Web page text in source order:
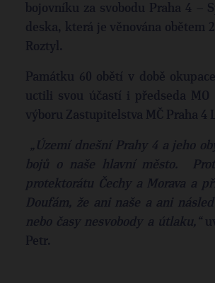
bojovníku za svobodu Praha 4 –
deska, která je věnována obětem
Roztyl.
Památku 60 obětí v době
uctili svou účastí i předseda
výboru Zastupitelstva MČ Praha 4
„Území dnešní Prahy 4 a jeho
bojů o naše hlavní město.
protektorátu Čechy a Morava a
Doufám, že ani naše a ani
nebo časy nesvobody a útlaku,“
Petr.